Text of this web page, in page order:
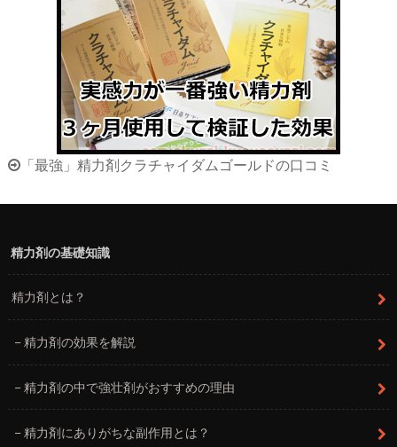
「最強」精力剤クラチャイダムゴールドの口コミ
精力剤の基礎知識
精力剤とは？
精力剤の効果を解説
精力剤の中で強壮剤がおすすめの理由
精力剤にありがちな副作用とは？